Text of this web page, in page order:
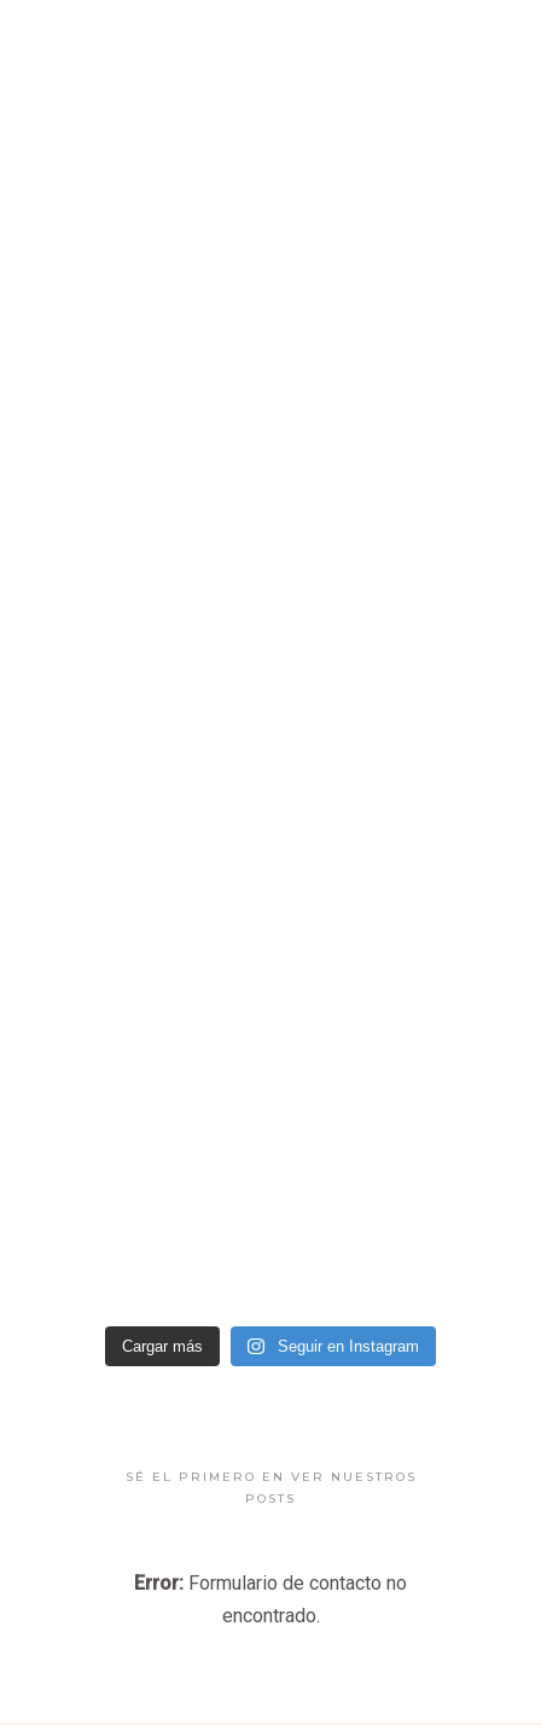
Cargar más Seguir en Instagram
SÉ EL PRIMERO EN VER NUESTROS
POSTS
Error: Formulario de contacto no
encontrado.